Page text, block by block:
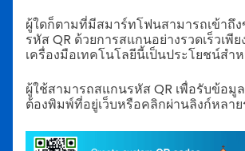
ผู้ใดก็ตามที่มีสมาร์ทโฟนสามารถเข้าถึ
รหัส QR ด้วยการสแกนอย่างรวดเร็วเพี
เครื่องมือเทคโนโลยีนี้เป็นประโยชน์สำ
ผู้ใช้สามารถสแกนรหัส QR เพื่อรับข้อมู
ต้องพิมพ์ที่อยู่เว็บหรือคลิกผ่านลิงก์หลาย